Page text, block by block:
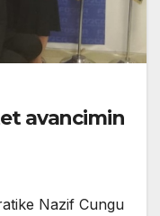
avancimin
Nazif Cungu